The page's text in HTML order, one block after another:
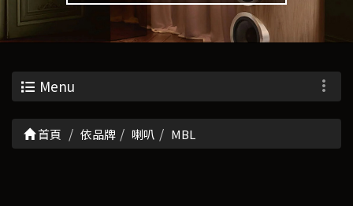
Menu
首頁 依品牌 喇叭 MBL